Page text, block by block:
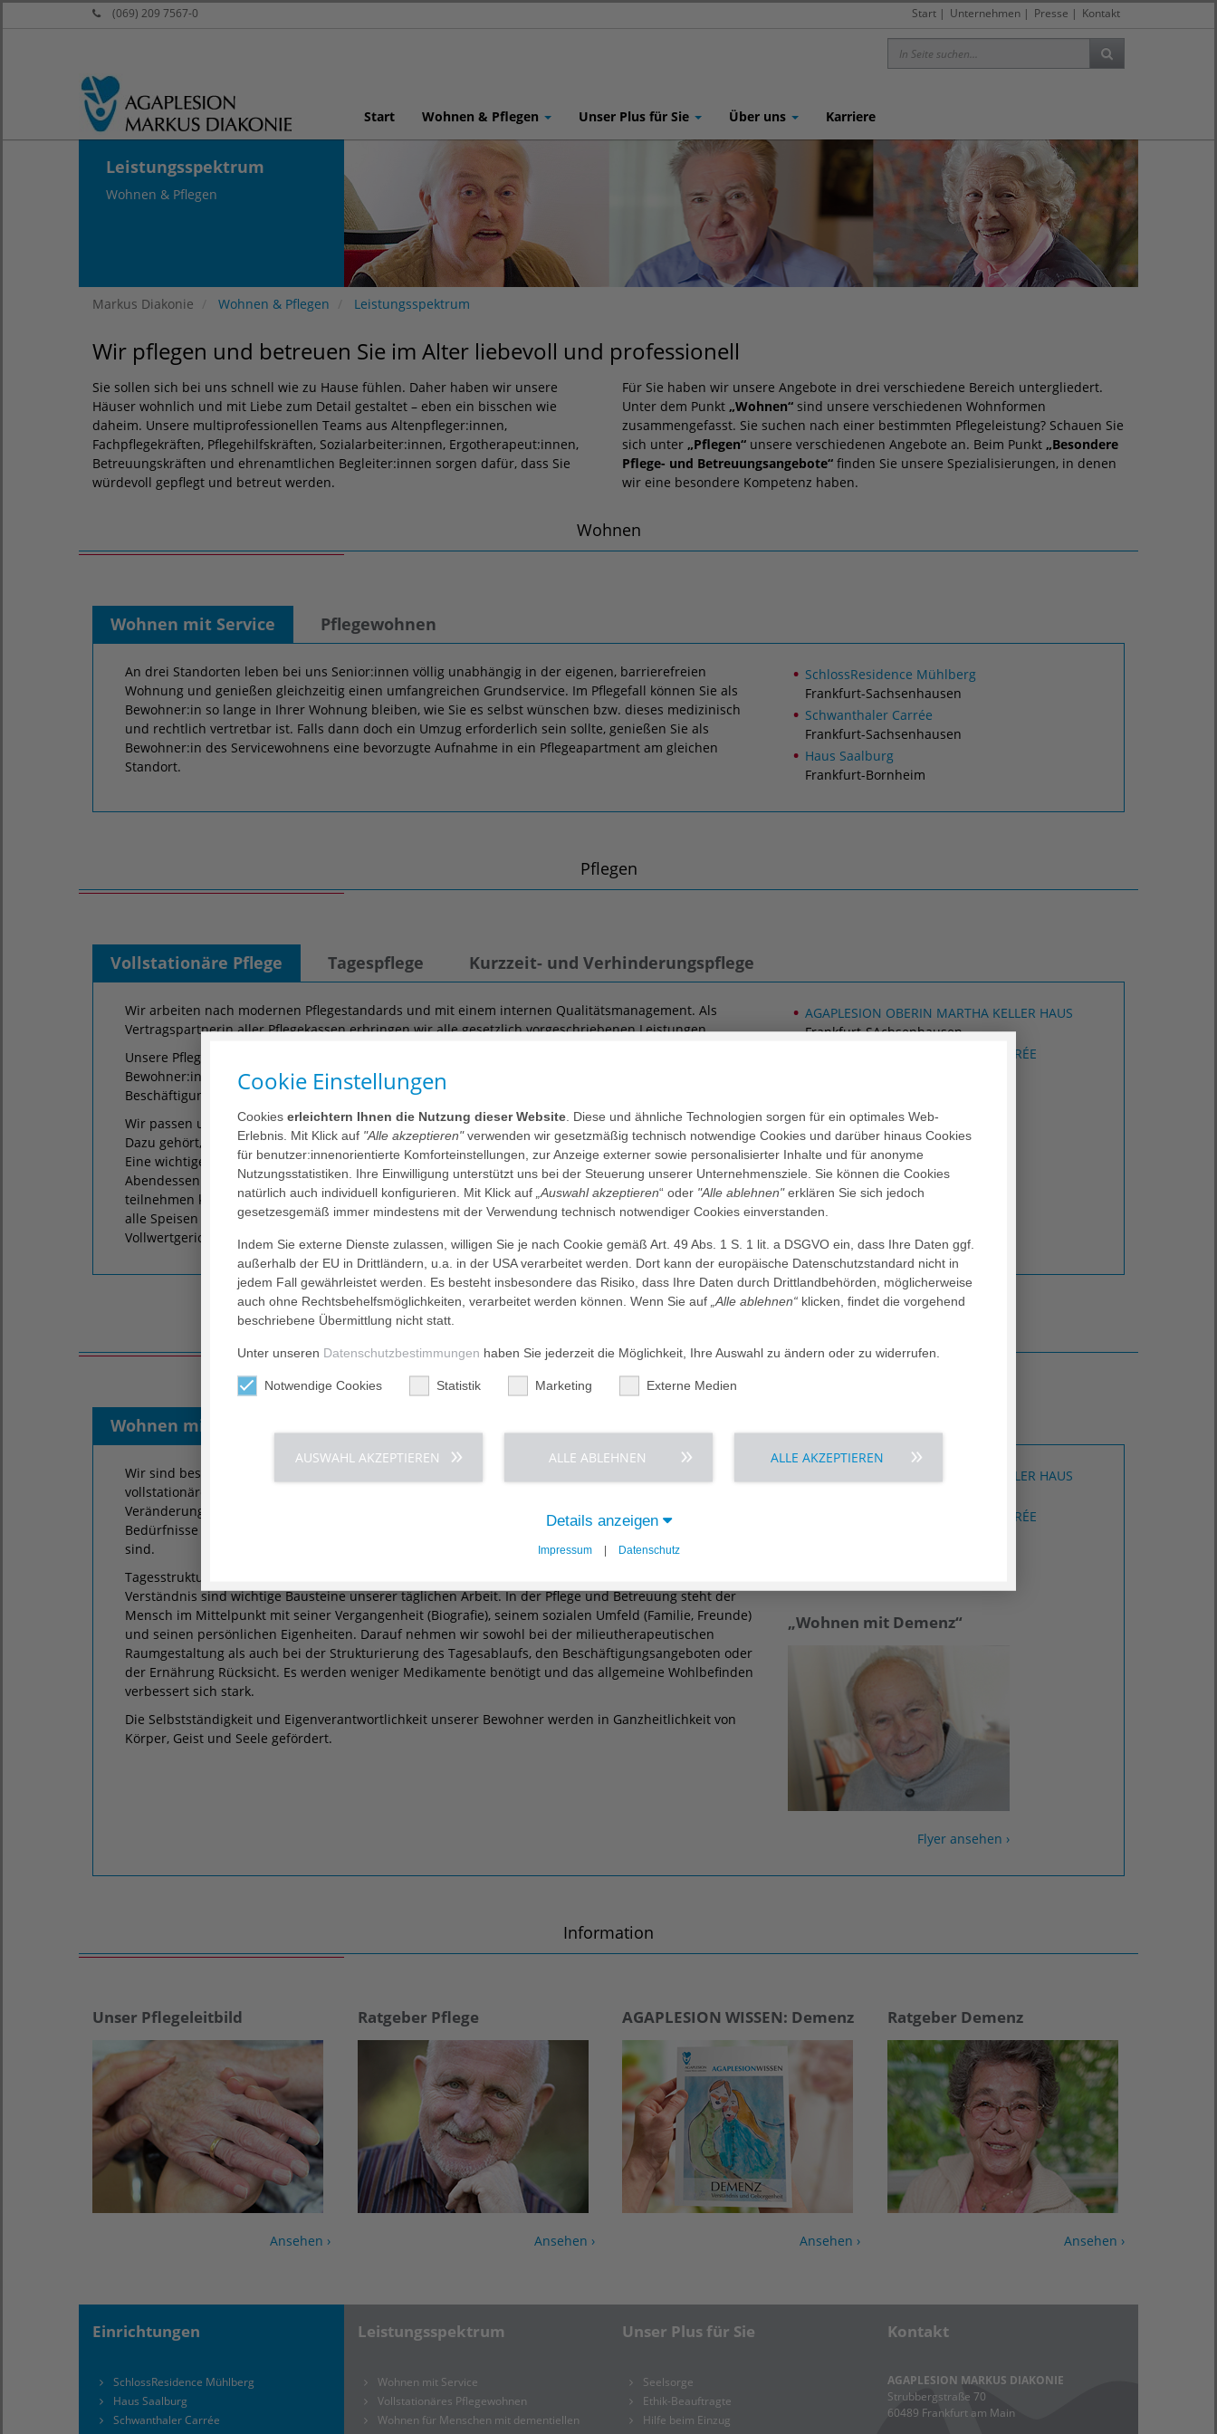
(069) 209 7567-0 Start | Unternehmen | Presse | Kontakt
Start Wohnen & Pflegen Unser Plus für Sie Über uns Karriere
Leistungsspektrum
Wohnen & Pflegen
Markus Diakonie Wohnen & Pflegen Leistungsspektrum
Wir pflegen und betreuen Sie im Alter liebevoll und professionell
Sie sollen sich bei uns schnell wie zu Hause fühlen. Daher haben wir unsere
Häuser wohnlich und mit Liebe zum Detail gestaltet – eben ein bisschen wie
daheim. Unsere multiprofessionellen Teams aus Altenpfleger:innen,
Fachpflegekräften, Pflegehilfskräften, Sozialarbeiter:innen, Ergotherapeut:innen,
Betreuungskräften und ehrenamtlichen Begleiter:innen sorgen dafür, dass Sie
würdevoll gepflegt und betreut werden.
Für Sie haben wir unsere Angebote in drei verschiedene Bereich untergliedert.
Unter dem Punkt „Wohnen“ sind unsere verschiedenen Wohnformen
zusammengefasst. Sie suchen nach einer bestimmten Pflegeleistung? Schauen Sie
sich unter „Pflegen“ unsere verschiedenen Angebote an. Beim Punkt „Besondere
Pflege- und Betreuungsangebote“ finden Sie unsere Spezialisierungen, in denen
wir eine besondere Kompetenz haben.
Wohnen
Wohnen mit Service Pflegewohnen
An drei Standorten leben bei uns Senior:innen völlig unabhängig in der eigenen, barrierefreien
Wohnung und genießen gleichzeitig einen umfangreichen Grundservice. Im Pflegefall können Sie als
Bewohner:in so lange in Ihrer Wohnung bleiben, wie Sie es selbst wünschen bzw. dieses medizinisch
und rechtlich vertretbar ist. Falls dann doch ein Umzug erforderlich sein sollte, genießen Sie als
Bewohner:in des Servicewohnens eine bevorzugte Aufnahme in ein Pflegeapartment am gleichen
Standort.
SchlossResidence Mühlberg
Frankfurt-Sachsenhausen
Schwanthaler Carrée
Frankfurt-Sachsenhausen
Haus Saalburg
Frankfurt-Bornheim
Pflegen
Vollstationäre Pflege Tagespflege Kurzzeit- und Verhinderungspflege
Wir arbeiten nach modernen Pflegestandards und mit einem internen Qualitätsmanagement. Als
Vertragspartnerin aller Pflegekassen erbringen wir alle gesetzlich vorgeschriebenen Leistungen.
Unsere Pflege ist ganzheitlich und aktivierend. Wir wollen vorhandene Fähigkeiten unserer
Bewohner:innen erhalten, ihre Selbstständigkeit fördern und ihnen mit unseren Unterhaltungs- und
Beschäftigungsprogrammen viele Anregungen und schöne Erlebnisse bieten.
Wir passen uns dem Tagesrhythmus unserer Bewohnerinnen und Bewohner an und nicht umgekehrt.
Dazu gehört, dass wir sie ausschlafen lassen und das Frühstück zur gewünschten Uhrzeit bereitstellen.
Eine wichtige Rolle spielen im Tagesablauf auch die übrigen Mahlzeiten. Wir servieren das Mittag- und
Abendessen in den Wohnküchen oder – falls jemand an den gemeinsamen Mahlzeiten nicht
teilnehmen kann – auch im privaten Zimmer der Bewohner:in. Unsere hauseigenen Küchen bereiten
alle Speisen täglich frisch zu. Auf dem Speiseplan stehen Wahlmenüs, Schon- und Diätkost und
Vollwertgerichte.
AGAPLESION OBERIN MARTHA KELLER HAUS
Frankfurt-SAchsenhausen
AGAPLESION SCHWANTHALER CARRÉE
Frankfurt-Bornheim
Wohnen mit Demenz
Wir sind besonders erfahren in der Pflege und Betreuung von Menschen mit Demenz. In allen
vollstationären Pflegeheimen bestehen eigene Wohnbereiche für Menschen mit dementiellen
Veränderungen, die nach dem Prinzip einer Hausgemeinschaft strukturiert und ganz auf die
Bedürfnisse und Gewohnheiten unserer demenziell erkrankten, mobilen Bewohner:innen zugeschnitten
sind.
Tagesstrukturierende Aktivitäten schaffen Vertrautheit und Sicherheit. Zuwendung, Toleranz und
Verständnis sind wichtige Bausteine unserer täglichen Arbeit. In der Pflege und Betreuung steht der
Mensch im Mittelpunkt mit seiner Vergangenheit (Biografie), seinem sozialen Umfeld (Familie, Freunde)
und seinen persönlichen Eigenheiten. Darauf nehmen wir sowohl bei der milieutherapeutischen
Raumgestaltung als auch bei der Strukturierung des Tagesablaufs, den Beschäftigungsangeboten oder
der Ernährung Rücksicht. Es werden weniger Medikamente benötigt und das allgemeine Wohlbefinden
verbessert sich stark.
Die Selbstständigkeit und Eigenverantwortlichkeit unserer Bewohner werden in Ganzheitlichkeit von
Körper, Geist und Seele gefördert.
AGAPLESION OBERIN MARTHA KELLER HAUS
AGAPLESION SCHWANTHALER CARRÉE
„Wohnen mit Demenz“
Flyer ansehen ›
Information
Unser Pflegeleitbild
Ansehen ›
Ratgeber Pflege
Ansehen ›
AGAPLESION WISSEN: Demenz
Ansehen ›
Ratgeber Demenz
Ansehen ›
Einrichtungen
SchlossResidence Mühlberg
Haus Saalburg
Schwanthaler Carrée
Leistungsspektrum
Wohnen mit Service
Vollstationäres Pflegewohnen
Wohnen für Menschen mit dementiellen
Unser Plus für Sie
Seelsorge
Ethik-Beauftragte
Hilfe beim Einzug
Kontakt
AGAPLESION MARKUS DIAKONIE
Strubbergstraße 70
60489 Frankfurt am Main
Cookie Einstellungen
Cookies erleichtern Ihnen die Nutzung dieser Website . Diese und ähnliche Technologien sorgen für ein optimales Web-
Erlebnis. Mit Klick auf "Alle akzeptieren"verwenden wir gesetzmäßig technisch notwendige Cookies und darüber hinaus Cookies
für benutzer:innenorientierte Komforteinstellungen, zur Anzeige externer sowie personalisierter Inhalte und für anonyme
Nutzungsstatistiken. Ihre Einwilligung unterstützt uns bei der Steuerung unserer Unternehmensziele. Sie können die Cookies
natürlich auch individuell konfigurieren. Mit Klick auf „Auswahl akzeptieren“ oder "Alle ablehnen"erklären Sie sich jedoch
gesetzesgemäß immer mindestens mit der Verwendung technisch notwendiger Cookies einverstanden.
Indem Sie externe Dienste zulassen, willigen Sie je nach Cookie gemäß Art. 49 Abs. 1 S. 1 lit. a DSGVO ein, dass Ihre Daten ggf.
außerhalb der EU in Drittländern, u.a. in der USA verarbeitet werden. Dort kann der europäische Datenschutzstandard nicht in
jedem Fall gewährleistet werden. Es besteht insbesondere das Risiko, dass Ihre Daten durch Drittlandbehörden, möglicherweise
auch ohne Rechtsbehelfsmöglichkeiten, verarbeitet werden können. Wenn Sie auf „Alle ablehnen“ klicken, findet die vorgehend
beschriebene Übermittlung nicht statt.
Unter unseren Datenschutzbestimmungen haben Sie jederzeit die Möglichkeit, Ihre Auswahl zu ändern oder zu widerrufen.
Notwendige Cookies Statistik Marketing Externe Medien
AUSWAHL AKZEPTIEREN ALLE ABLEHNEN ALLE AKZEPTIEREN
Details anzeigen
Impressum | Datenschutz